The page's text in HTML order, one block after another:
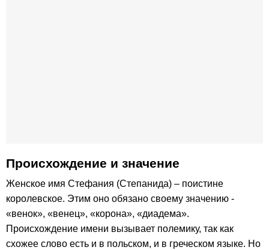
Происхождение и значение
Женское имя Стефания (Степанида) – поистине
королевское. Этим оно обязано своему значению -
«венок», «венец», «корона», «диадема».
Происхождение имени вызывает полемику, так как
схожее слово есть и в польском, и в греческом языке. Но